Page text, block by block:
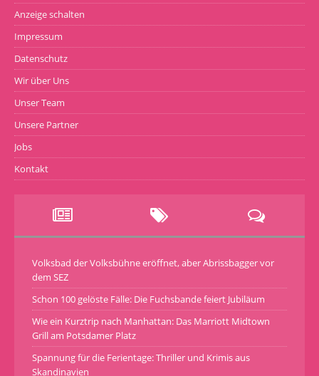
Anzeige schalten
Impressum
Datenschutz
Wir über Uns
Unser Team
Unsere Partner
Jobs
Kontakt
Volksbad der Volksbühne eröffnet, aber Abrissbagger vor
dem SEZ
Schon 100 gelöste Fälle: Die Fuchsbande feiert Jubiläum
Wie ein Kurztrip nach Manhattan: Das Marriott Midtown
Grill am Potsdamer Platz
Spannung für die Ferientage: Thriller und Krimis aus
Skandinavien